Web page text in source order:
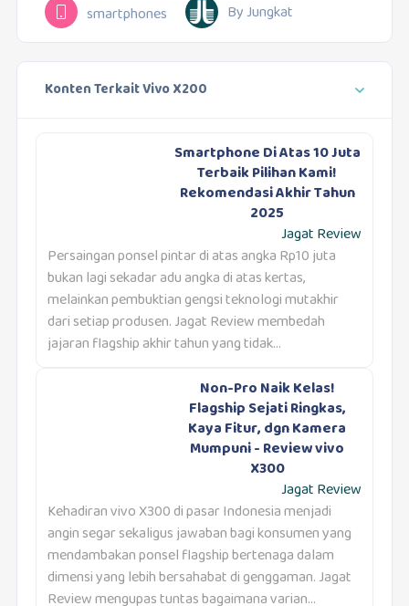
smartphones By Jungkat
Konten Terkait Vivo X200
Smartphone Di Atas 10 Juta
Terbaik Pilihan Kami!
Rekomendasi Akhir Tahun
2025
Jagat Review
Persaingan ponsel pintar di atas angka Rp10 juta
bukan lagi sekadar adu angka di atas kertas,
melainkan pembuktian gengsi teknologi mutakhir
dari setiap produsen. Jagat Review membedah
jajaran flagship akhir tahun yang tidak...
Non-Pro Naik Kelas!
Flagship Sejati Ringkas,
Kaya Fitur, dgn Kamera
Mumpuni - Review vivo
X300
Jagat Review
Kehadiran vivo X300 di pasar Indonesia menjadi
angin segar sekaligus jawaban bagi konsumen yang
mendambakan ponsel flagship bertenaga dalam
dimensi yang lebih bersahabat di genggaman. Jagat
Review mengupas tuntas bagaimana varian...